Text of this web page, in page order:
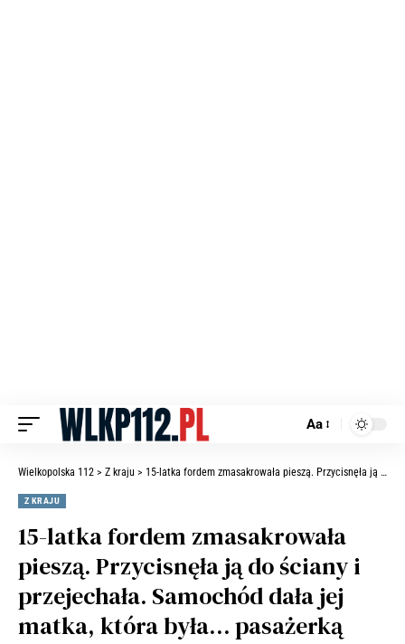
Aa
Wielkopolska 112 > Z kraju > 15-latka fordem zmasakrowała pieszą. Przycisnęła ją do ściany i przejechała. Samochód dała jej matka, która była… pasażerką
Z KRAJU
15-latka fordem zmasakrowała
pieszą. Przycisnęła ją do ściany i
przejechała. Samochód dała jej
matka, która była… pasażerką